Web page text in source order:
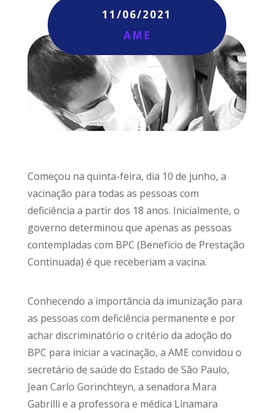
11/06/2021
AME
Começou na quinta-feira, dia 10 de junho, a
vacinação para todas as pessoas com
deficiência a partir dos 18 anos. Inicialmente, o
governo determinou que apenas as pessoas
contempladas com BPC (Benefício de Prestação
Continuada) é que receberiam a vacina.
Conhecendo a importância da imunização para
as pessoas com deficiência permanente e por
achar discriminatório o critério da adoção do
BPC para iniciar a vacinação, a AME convidou o
secretário de saúde do Estado de São Paulo,
Jean Carlo Gorinchteyn, a senadora Mara
Gabrilli e a professora e médica Linamara